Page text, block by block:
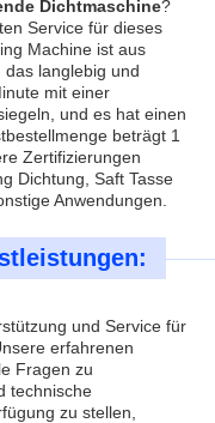
Dichtmaschine?
Service für dieses
Machine ist aus
langlebig und
mit einer
und es hat einen
beträgt 1
Zertifizierungen
Dichtung, Saft Tasse
Anwendungen.
und Service für
erfahrenen
Fragen zu
technische
zu stellen,